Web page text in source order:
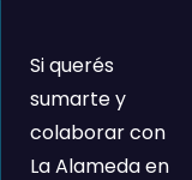
Si querés
sumarte y
colaborar con
La Alameda en